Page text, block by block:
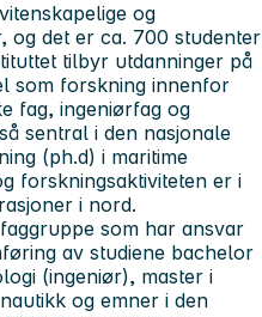
og
og det er ca. 700 studenter
tilbyr utdanninger på
som forskning innenfor
fag, ingeniørfag og
sentral i den nasjonale
(ph.d) i maritime
forskningsaktiviteten er i
i nord.
som har ansvar
av studiene bachelor
(ingeniør), master i
og emner i den